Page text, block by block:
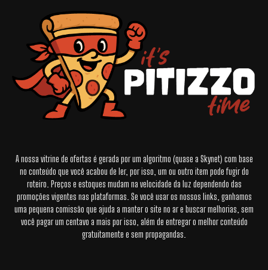
A nossa vitrine de ofertas é gerada por um algoritmo (quase a Skynet) com base
no conteúdo que você acabou de ler, por isso, um ou outro item pode fugir do
roteiro. Preços e estoques mudam na velocidade da luz dependendo das
promoções vigentes nas plataformas. Se você usar os nossos links, ganhamos
uma pequena comissão que ajuda a manter o site no ar e buscar melhorias, sem
você pagar um centavo a mais por isso, além de entregar o melhor conteúdo
gratuitamente e sem propagandas.